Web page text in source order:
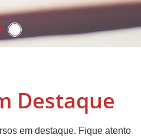
Destaque
em destaque. Fique atento